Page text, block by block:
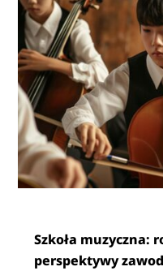
Szkoła muzyczna:
perspektywy